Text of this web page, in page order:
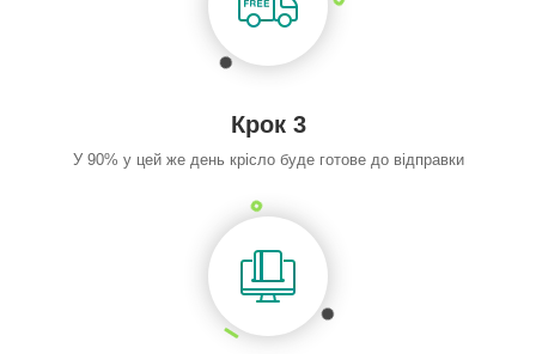
Крок 3
У 90% у цей же день крісло буде готове до відправки